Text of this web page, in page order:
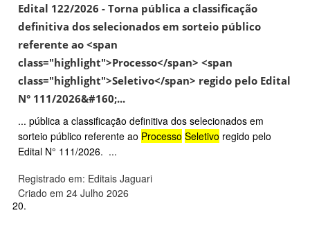
Edital 122/2026 - Torna pública a classificação
definitiva dos selecionados em sorteio público
referente ao <span
class="highlight">Processo</span> <span
class="highlight">Seletivo</span> regido pelo Edital
N° 111/2026&#160;...
... pública a classificação definitiva dos selecionados em
sorteio público referente ao Processo Seletivo regido pelo
Edital N° 111/2026. ...
Registrado em: Editais Jaguari
Criado em 24 Julho 2026
20.